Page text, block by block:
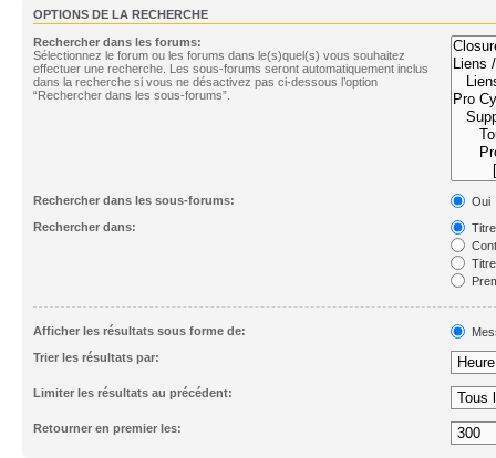
OPTIONS DE LA RECHERCHE
Rechercher dans les forums:
Sélectionnez le forum ou les forums dans le(s)quel(s) vous souhaitez
effectuer une recherche. Les sous-forums seront automatiquement inclus
dans la recherche si vous ne désactivez pas ci-dessous l’option
“Rechercher dans les sous-forums”.
Rechercher dans les sous-forums:
Oui
Rechercher dans:
Afficher les résultats sous forme de:
Trier les résultats par:
Limiter les résultats au précédent:
Retourner en premier les: